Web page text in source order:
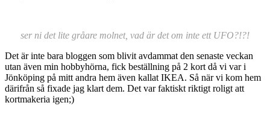
ser ni det lite gråare molnet, vad är det om inte ett UFO?!?!
Det är inte bara bloggen som blivit avdammat den senaste veckan
utan även min hobbyhörna, fick beställning på 2 kort då vi var i
Jönköping på mitt andra hem även kallat IKEA. Så när vi kom hem
därifrån så fixade jag klart dem. Det var faktiskt riktigt roligt att
kortmakeria igen;)